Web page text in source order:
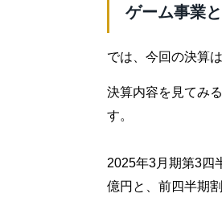
ゲーム事業
では、今回の決算
決算内容を見てみ
す。
2025年3月期第3四
億円と、前四半期